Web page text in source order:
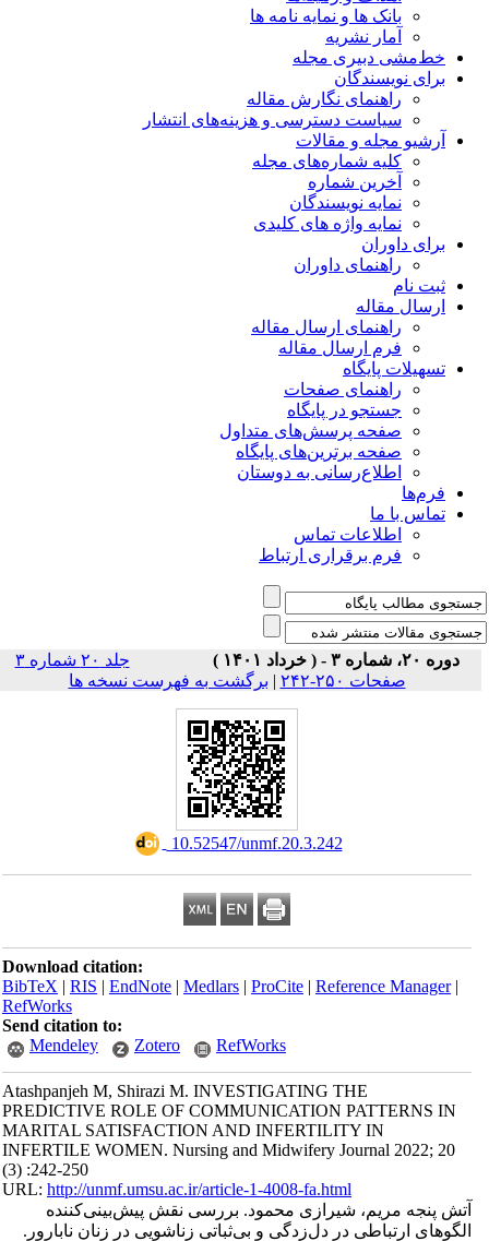
بانک ها و نمایه نامه ها
آمار نشریه
خط‌مشی دبیری مجله
برای نویسندگان
راهنمای نگارش مقاله
سیاست دسترسی و هزینه‌های انتشار
آرشیو مجله و مقالات
کلیه شماره‌های مجله
آخرین شماره
نمایه نویسندگان
نمایه واژه های کلیدی
برای داوران
راهنمای داوران
ثبت نام
ارسال مقاله
راهنمای ارسال مقاله
فرم ارسال مقاله
تسهیلات پایگاه
راهنمای صفحات
جستجو در پایگاه
صفحه پرسش‌های متداول
صفحه برترین‌های پایگاه
اطلاع‌رسانی به دوستان
فرم‌ها
تماس با ما
اطلاعات تماس
فرم برقراری ارتباط
دوره ۲۰، شماره ۳ - ( خرداد ۱۴۰۱ )
جلد ۲۰ شماره ۳
صفحات ۲۵۰-۲۴۲
|برگشت به فهرست نسخه ها
‎ 10.52547/unmf.20.3.242
Download citation:
BibTeX|RIS|EndNote|Medlars|ProCite|Reference Manager
RefWorks
Send citation to:
Mendeley
Zotero RefWorks
Atashpanjeh M, Shirazi M. INVESTIGATING THE
PREDICTIVE ROLE OF COMMUNICATION PATTERNS IN
MARITAL SATISFACTION AND INFERTILITY IN
INFERTILE WOMEN. Nursing and Midwifery Journal 2022; 20
(3) :242-250
URL:http://unmf.umsu.ac.ir/article-1-4008-fa.html
آتش پنجه مریم، شیرازی محمود. بررسی نقش پیش‌بینی‌کننده
الگوهای ارتباطی در دل‌زدگی و بی‌ثباتی زناشویی در زنان نابارور.